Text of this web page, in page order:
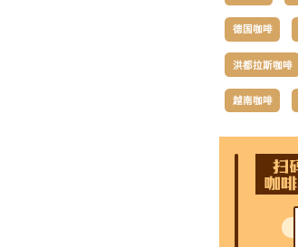
德国咖啡
洪都拉斯咖啡
越南咖啡